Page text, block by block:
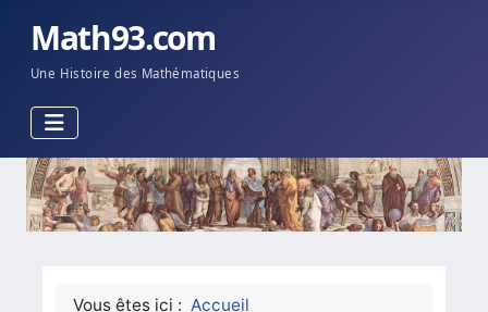
Math93.com
Une Histoire des Mathématiques
Vous êtes ici : Accueil